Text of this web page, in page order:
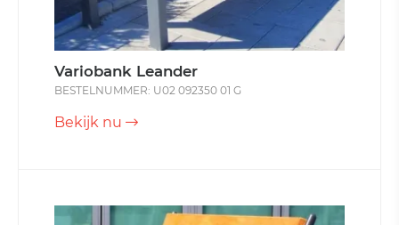
Variobank Leander
BESTELNUMMER: U02 092350 01 G
Bekijk nu